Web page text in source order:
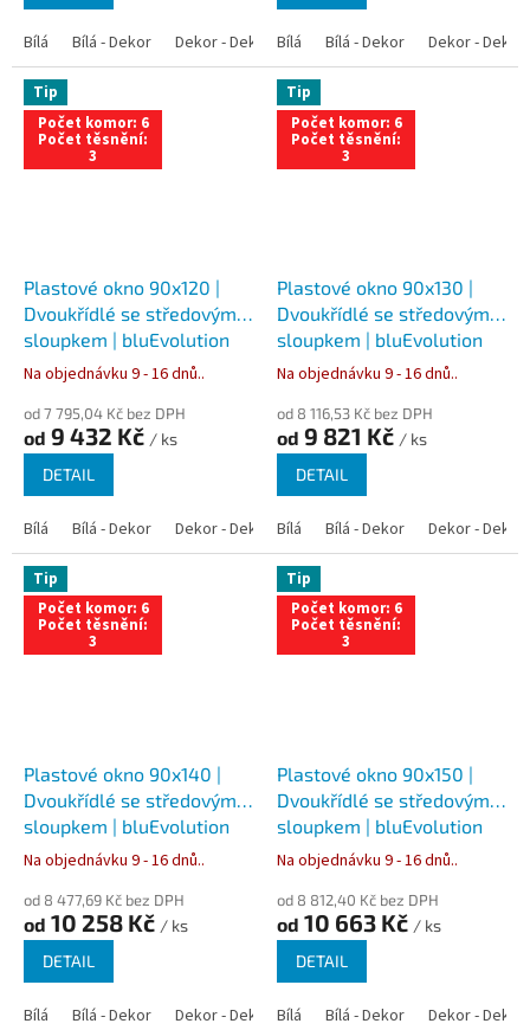
Bílá Bílá - Dekor Dekor - Dekor Bílá - Antracit Bílá - Zlatý dub
Bílá Bílá - Dekor Dekor - Dekor
Tip
Počet komor: 6
Počet těsnění:
3
Plastové okno 90x120 |
Dvoukřídlé se středovým
sloupkem | bluEvolution
82 | Trojsklo
Na objednávku 9 - 16 dnů..
od 7 795,04 Kč bez DPH
od 9 432 Kč / ks
DETAIL
Bílá Bílá - Dekor Dekor - Dekor Bílá - Antracit Bílá - Zlatý dub
Tip
Počet komor: 6
Počet těsnění:
3
Plastové okno 90x130 |
Dvoukřídlé se středovým
sloupkem | bluEvolution
82 | Trojsklo
Na objednávku 9 - 16 dnů..
od 8 116,53 Kč bez DPH
od 9 821 Kč / ks
DETAIL
Bílá Bílá - Dekor Dekor - Dekor
Tip
Počet komor: 6
Počet těsnění:
3
Plastové okno 90x140 |
Dvoukřídlé se středovým
sloupkem | bluEvolution
82 | Trojsklo
Na objednávku 9 - 16 dnů..
od 8 477,69 Kč bez DPH
od 10 258 Kč / ks
DETAIL
Bílá Bílá - Dekor Dekor - Dekor Bílá - Antracit Bílá - Zlatý dub
Tip
Počet komor: 6
Počet těsnění:
3
Plastové okno 90x150 |
Dvoukřídlé se středovým
sloupkem | bluEvolution
82 | Trojsklo
Na objednávku 9 - 16 dnů..
od 8 812,40 Kč bez DPH
od 10 663 Kč / ks
DETAIL
Bílá Bílá - Dekor Dekor - Dekor